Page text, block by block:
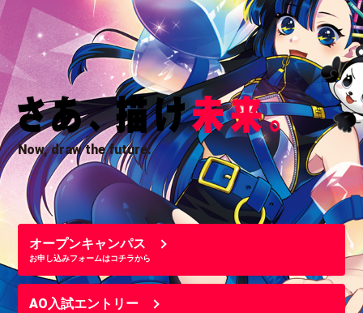
Now, draw the future.
オープンキャンパス
お申し込みフォームはコチラから
AO入試エントリー